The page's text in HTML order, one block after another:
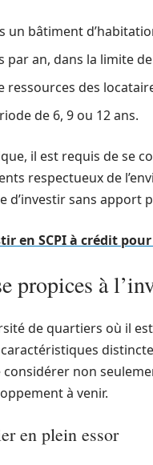
un bâtiment
an, dans la limite de
ressources des
de 6, 9 ou 12 ans.
il est requis de se
respectueux de
d’investir sans apport
en SCPI à crédit
propices à
de quartiers où il
non
à venir.
en plein essor